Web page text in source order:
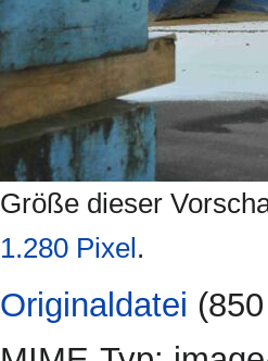
Größe dieser
1.280 Pixel.
Originaldatei